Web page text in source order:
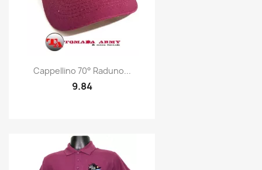
Quick view
Cappellino 70° Raduno...
9.84